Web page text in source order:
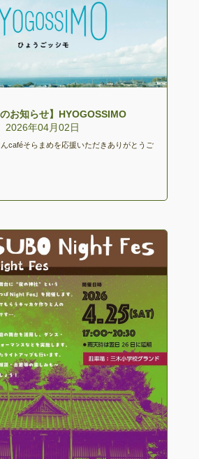
のお知らせ】HYOGOSSIMO
2026年04月02日
caféそらまめを応援いただきありがとうご